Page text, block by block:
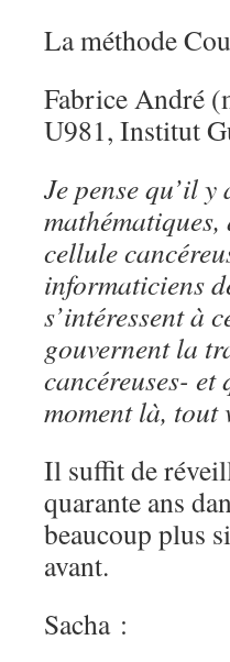
La méthode
Fabrice André
U981, Institut
Je pense qu’il
cellule
informaticiens
s’intéressent à
gouvernent la
cancéreuses-
moment là, tout
Il suffit de
quarante ans
beaucoup plus
avant.
Sacha :